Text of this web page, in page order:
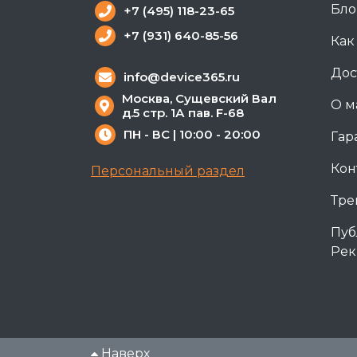
О
+7 (495) 118-23-65
+7 (931) 640-85-56
info@device365.ru
Москва, Сущевский Вал
д.5 стр. 1А пав. F-68
ПН - ВС | 10:00 - 20:00
Персональный раздел
Наверх